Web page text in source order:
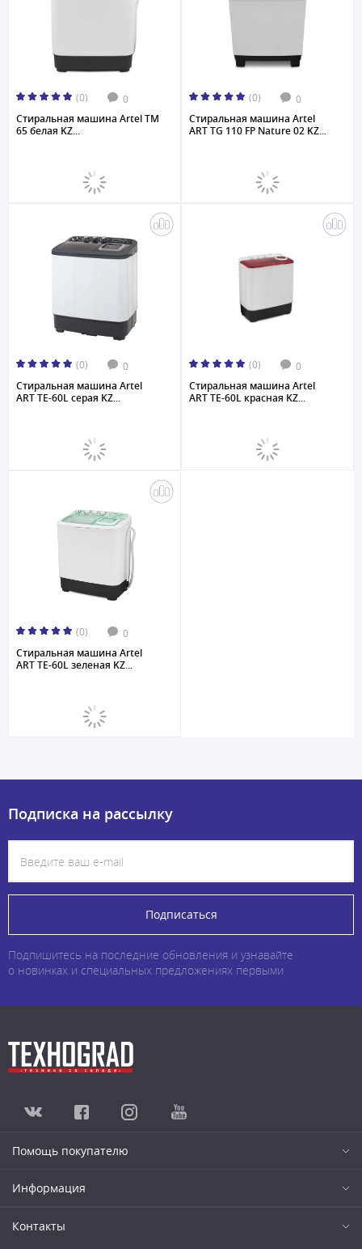
(0) 0
Стиральная машина Artel TM
65 белая KZ...
(0) 0
Стиральная машина Artel
ART TG 110 FP Nature 02 KZ...
(0) 0
Стиральная машина Artel
ART TE-60L серая KZ...
(0) 0
Стиральная машина Artel
ART TE-60L красная KZ...
(0) 0
Стиральная машина Artel
ART TE-60L зеленая KZ...
Подписка на рассылку
Подписаться
Подпишитесь на последние обновления и узнавайте
о новинках и специальных предложениях первыми
Помощь покупателю
Информация
Контакты